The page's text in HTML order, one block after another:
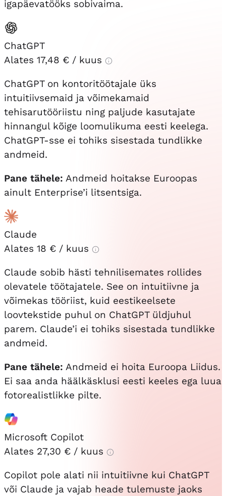
igapäevatööks sobivaima.
ChatGPT
Alates 17,48 € / kuus
ChatGPT on kontoritöötajale üks
intuitiivsemaid ja võimekamaid
tehisarutööriistu ning paljude kasutajate
hinnangul kõige loomulikuma eesti keelega.
ChatGPT-sse ei tohiks sisestada tundlikke
andmeid.
Pane tähele: Andmeid hoitakse Euroopas
ainult Enterprise’i litsentsiga.
Claude
Alates 18 € / kuus
Claude sobib hästi tehnilisemates rollides
olevatele töötajatele. See on intuitiivne ja
võimekas tööriist, kuid eestikeelsete
loovtekstide puhul on ChatGPT üldjuhul
parem. Claude’i ei tohiks sisestada tundlikke
andmeid.
Pane tähele: Andmeid ei hoita Euroopa Liidus.
Ei saa anda häälkäsklusi eesti keeles ega luua
fotorealistlikke pilte.
Microsoft Copilot
Alates 27,30 € / kuus
Copilot pole alati nii intuitiivne kui ChatGPT
või Claude ja vajab heade tulemuste jaoks